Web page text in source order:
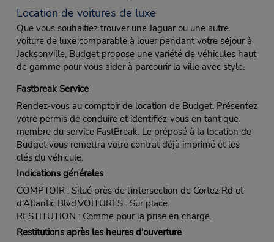
Location de voitures de luxe
Que vous souhaitiez trouver une Jaguar ou une autre
voiture de luxe comparable à louer pendant votre séjour à
Jacksonville, Budget propose une variété de véhicules haut
de gamme pour vous aider à parcourir la ville avec style.
Fastbreak Service
Rendez-vous au comptoir de location de Budget. Présentez
votre permis de conduire et identifiez-vous en tant que
membre du service FastBreak. Le préposé à la location de
Budget vous remettra votre contrat déjà imprimé et les
clés du véhicule.
Indications générales
COMPTOIR : Situé près de l’intersection de Cortez Rd et
d’Atlantic Blvd.VOITURES : Sur place.
RESTITUTION : Comme pour la prise en charge.
Restitutions après les heures d'ouverture